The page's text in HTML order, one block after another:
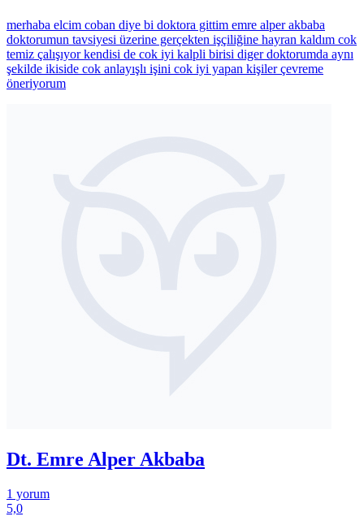
merhaba elcim coban diye bi doktora gittim emre alper akbaba
doktorumun tavsiyesi üzerine gerçekten işçiliğine hayran kaldım cok
temiz çalışıyor kendisi de cok iyi kalpli birisi diger doktorumda aynı
şekilde ikiside cok anlayışlı işini cok iyi yapan kişiler çevreme
öneriyorum
Dt. Emre Alper Akbaba
1 yorum
5,0